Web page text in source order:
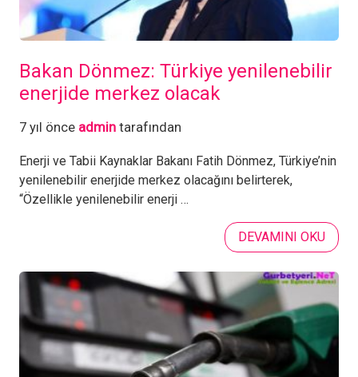
Bakan Dönmez: Türkiye yenilenebilir
enerjide merkez olacak
7 yıl önce admin tarafından
Enerji ve Tabii Kaynaklar Bakanı Fatih Dönmez, Türkiye’nin
yenilenebilir enerjide merkez olacağını belirterek,
“Özellikle yenilenebilir enerji …
DEVAMINI OKU